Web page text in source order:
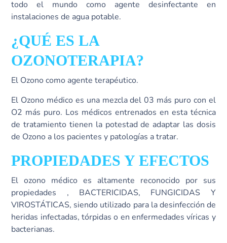
todo el mundo como agente desinfectante en
instalaciones de agua potable.
¿QUÉ ES LA
OZONOTERAPIA?
El Ozono como agente terapéutico.
El Ozono médico es una mezcla del 03 más puro con el
O2 más puro. Los médicos entrenados en esta técnica
de tratamiento tienen la potestad de adaptar las dosis
de Ozono a los pacientes y patologías a tratar.
PROPIEDADES Y EFECTOS
El ozono médico es altamente reconocido por sus
propiedades , BACTERICIDAS, FUNGICIDAS Y
VIROSTÁTICAS, siendo utilizado para la desinfección de
heridas infectadas, tórpidas o en enfermedades víricas y
bacterianas.